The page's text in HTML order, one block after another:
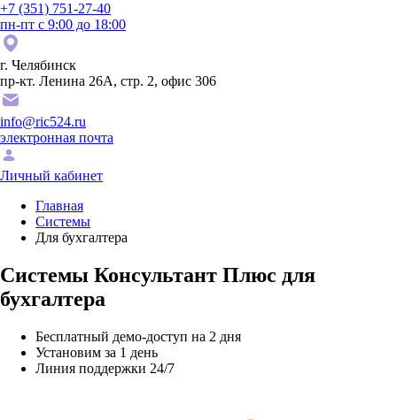
+7 (351) 751-27-40
пн-пт с 9:00 до 18:00
г. Челябинск
пр-кт. Ленина 26А, стр. 2, офис 306
info@ric524.ru
электронная почта
Личный кабинет
Главная
Системы
Для бухгалтера
Системы Консультант Плюс для
бухгалтера
Бесплатный демо-доступ на 2 дня
Установим за 1 день
Линия поддержки 24/7